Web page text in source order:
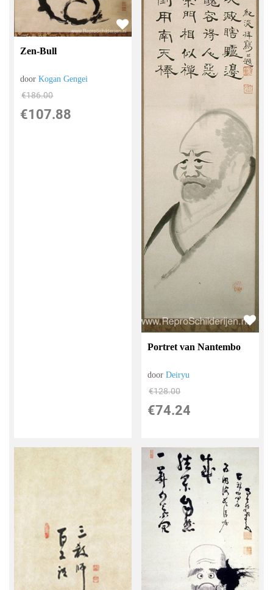
Zen-Bull
doorKogan Gengei
€186.00
€107.88
Portret van Nantembo
doorDeiryu
€128.00
€74.24